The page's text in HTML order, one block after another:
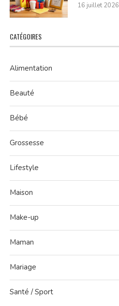
16 juillet 2026
CATÉGOIRES
Alimentation
Beauté
Bébé
Grossesse
Lifestyle
Maison
Make-up
Maman
Mariage
Santé / Sport